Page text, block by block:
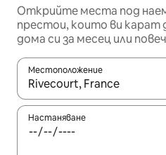
Открийте места под
престои, които ви карат
дома си за месец или
Местоположение
Когато резултатите се
Настаняване